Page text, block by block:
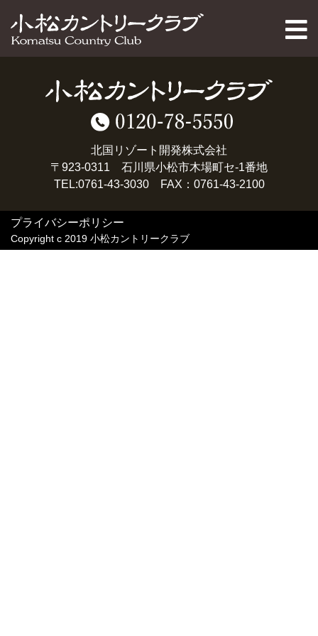
PAGE TOP
北国リゾート開発株式会社
〒923-0311 石川県小松市木場町セ-1番地
TEL:0761-43-3030 FAX：0761-43-2100
プライバシーポリシー
Copyright c 2019 小松カントリークラブ